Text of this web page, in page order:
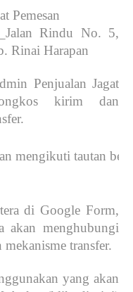
Pemesan
Rindu No. 5,
Rinai Harapan
Penjualan Jagat
kirim dan
mengikuti tautan
di Google Form,
akan menghubungi
transfer.
yang akan